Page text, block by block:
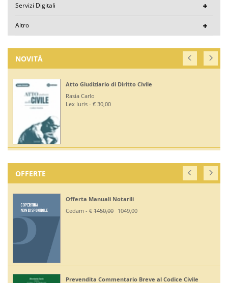
Servizi Digitali
Altro
NOVITÀ
Atto Giudiziario di Diritto Civile
Rasia Carlo
Lex Iuris - € 30,00
OFFERTE
Offerta Manuali Notarili
Cedam - € 1450,00 1049,00
Prevendita Commentario Breve al Codice Civile